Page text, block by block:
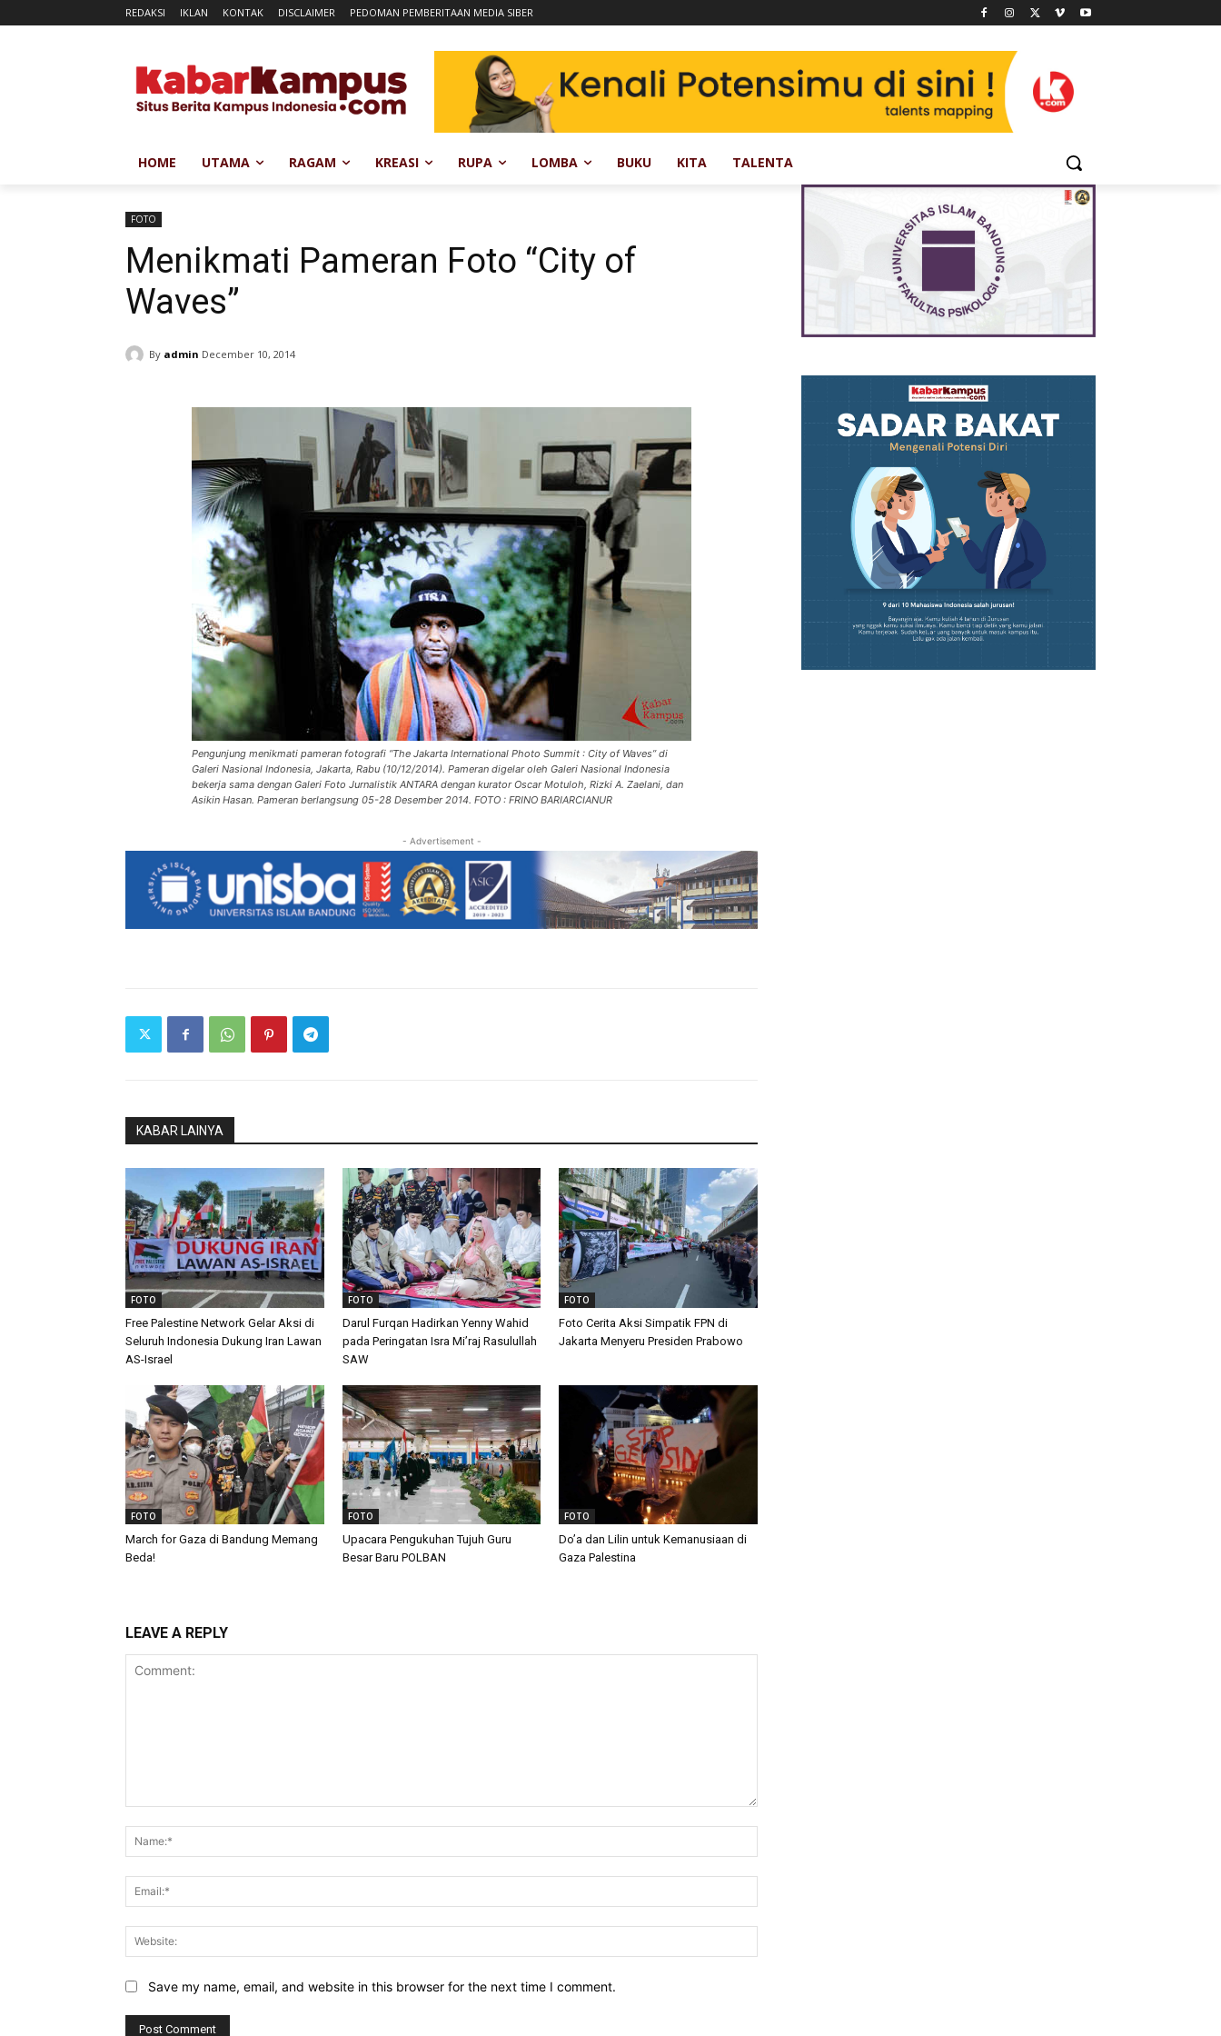
REDAKSI IKLAN KONTAK DISCLAIMER PEDOMAN PEMBERITAAN MEDIA SIBER
HOME UTAMA RAGAM KREASI RUPA LOMBA BUKU KITA TALENTA
FOTO
Menikmati Pameran Foto “City of
Waves”
By admin December 10, 2014
Pengunjung menikmati pameran fotografi “The Jakarta International Photo Summit : City of Waves” di
Galeri Nasional Indonesia, Jakarta, Rabu (10/12/2014). Pameran digelar oleh Galeri Nasional Indonesia
bekerja sama dengan Galeri Foto Jurnalistik ANTARA dengan kurator Oscar Motuloh, Rizki A. Zaelani, dan
Asikin Hasan. Pameran berlangsung 05-28 Desember 2014. FOTO : FRINO BARIARCIANUR
- Advertisement -
KABAR LAINYA
FOTO
Free Palestine Network Gelar Aksi di
Seluruh Indonesia Dukung Iran Lawan
AS-Israel
FOTO
Darul Furqan Hadirkan Yenny Wahid
pada Peringatan Isra Mi’raj Rasulullah
SAW
FOTO
Foto Cerita Aksi Simpatik FPN di
Jakarta Menyeru Presiden Prabowo
FOTO
March for Gaza di Bandung Memang
Beda!
FOTO
Upacara Pengukuhan Tujuh Guru
Besar Baru POLBAN
FOTO
Do’a dan Lilin untuk Kemanusiaan di
Gaza Palestina
LEAVE A REPLY
Save my name, email, and website in this browser for the next time I comment.